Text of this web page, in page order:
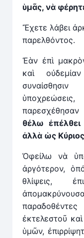
ὑμᾶς, νὰ
Ἔχετε λάβει
παρελθόντος.
Ἐὰν ἐπὶ
καὶ
θέλω ἐ
ἀλλὰ ὡς
Ὀφείλω νὰ
ἀργότερον,
θλίψεις,
ἐκτελεστοῦ
ὑμῶν,